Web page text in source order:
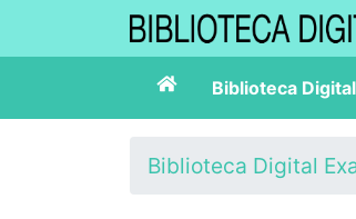
Biblioteca Digital
Biblioteca Digital